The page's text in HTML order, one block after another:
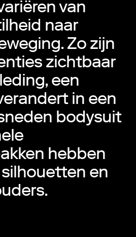
van
naar
Zo zijn
zichtbaar
een
in een
bodysuit
hebben
en